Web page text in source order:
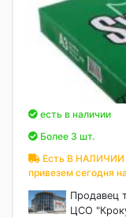
есть в наличии
Более 3 шт.
Есть В НАЛИЧИИ
привезем сегодня
Продавец
ЦСО